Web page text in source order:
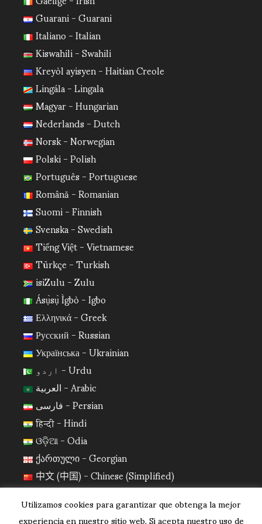
Guarani - Guarani
Italiano - Italian
Kiswahili - Swahili
Kreyòl ayisyen - Haitian Creole
Lingála - Lingala
Magyar - Hungarian
Nederlands - Dutch
Norsk - Norwegian
Polski - Polish
Português - Portuguese
Română - Romanian
Suomi - Finnish
Svenska - Swedish
Tiếng Việt - Vietnamese
Türkçe - Turkish
isiZulu - Zulu
Ásụ̀sụ̀ Ìgbò - Igbo
Ελληνικά - Greek
Русский - Russian
Українська - Ukrainian
اردو - Urdu
العربية - Arabic
فارسی - Persian
हिन्दी - Hindi
ଓଡ଼ିଆ - Odia
ქართული - Georgian
中文 (中国) - Chinese (Simplified)
日本語 - Japanese
한국어 - Korean
Utilizamos cookies para garantizar que obtenga la mejor